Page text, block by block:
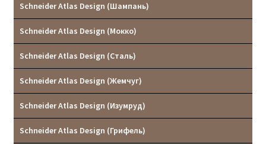
Schneider Atlas Design (Шампань)
Schneider Atlas Design (Мокко)
Schneider Atlas Design (Сталь)
Schneider Atlas Design (Жемчуг)
Schneider Atlas Design (Изумруд)
Schneider Atlas Design (Грифель)